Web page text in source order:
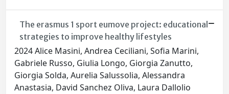
The erasmus 1 sport eumove project: educational
strategies to improve healthy lifestyles
2024 Alice Masini, Andrea Ceciliani, Sofia Marini,
Gabriele Russo, Giulia Longo, Giorgia Zanutto,
Giorgia Solda, Aurelia Salussolia, Alessandra
Anastasia, David Sanchez Oliva, Laura Dallolio